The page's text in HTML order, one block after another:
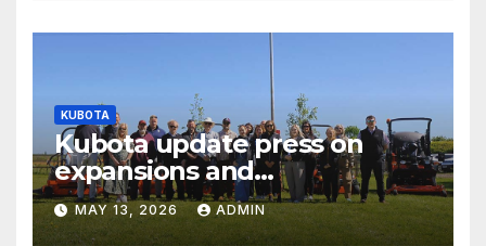
KUBOTA
Kubota update press on
expansions and
electrification of popular
mower ranges
MAY 13, 2026 ADMIN